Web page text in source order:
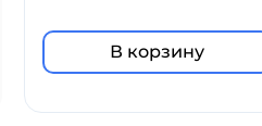
В корзину